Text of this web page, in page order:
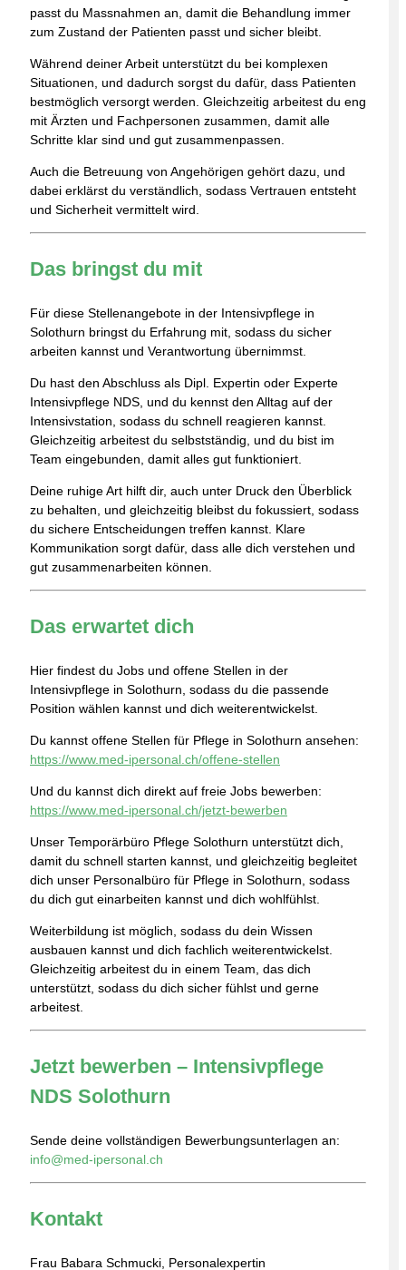
passt du Massnahmen an, damit die Behandlung immer
zum Zustand der Patienten passt und sicher bleibt.
Während deiner Arbeit unterstützt du bei komplexen
Situationen, und dadurch sorgst du dafür, dass Patienten
bestmöglich versorgt werden. Gleichzeitig arbeitest du eng
mit Ärzten und Fachpersonen zusammen, damit alle
Schritte klar sind und gut zusammenpassen.
Auch die Betreuung von Angehörigen gehört dazu, und
dabei erklärst du verständlich, sodass Vertrauen entsteht
und Sicherheit vermittelt wird.
Das bringst du mit
Für diese Stellenangebote in der Intensivpflege in
Solothurn bringst du Erfahrung mit, sodass du sicher
arbeiten kannst und Verantwortung übernimmst.
Du hast den Abschluss als Dipl. Expertin oder Experte
Intensivpflege NDS, und du kennst den Alltag auf der
Intensivstation, sodass du schnell reagieren kannst.
Gleichzeitig arbeitest du selbstständig, und du bist im
Team eingebunden, damit alles gut funktioniert.
Deine ruhige Art hilft dir, auch unter Druck den Überblick
zu behalten, und gleichzeitig bleibst du fokussiert, sodass
du sichere Entscheidungen treffen kannst. Klare
Kommunikation sorgt dafür, dass alle dich verstehen und
gut zusammenarbeiten können.
Das erwartet dich
Hier findest du Jobs und offene Stellen in der
Intensivpflege in Solothurn, sodass du die passende
Position wählen kannst und dich weiterentwickelst.
Du kannst offene Stellen für Pflege in Solothurn ansehen:
https://www.med-ipersonal.ch/offene-stellen
Und du kannst dich direkt auf freie Jobs bewerben:
https://www.med-ipersonal.ch/jetzt-bewerben
Unser Temporärbüro Pflege Solothurn unterstützt dich,
damit du schnell starten kannst, und gleichzeitig begleitet
dich unser Personalbüro für Pflege in Solothurn, sodass
du dich gut einarbeiten kannst und dich wohlfühlst.
Weiterbildung ist möglich, sodass du dein Wissen
ausbauen kannst und dich fachlich weiterentwickelst.
Gleichzeitig arbeitest du in einem Team, das dich
unterstützt, sodass du dich sicher fühlst und gerne
arbeitest.
Jetzt bewerben – Intensivpflege
NDS Solothurn
Sende deine vollständigen Bewerbungsunterlagen an:
info@med-ipersonal.ch
Kontakt
Frau Babara Schmucki, Personalexpertin